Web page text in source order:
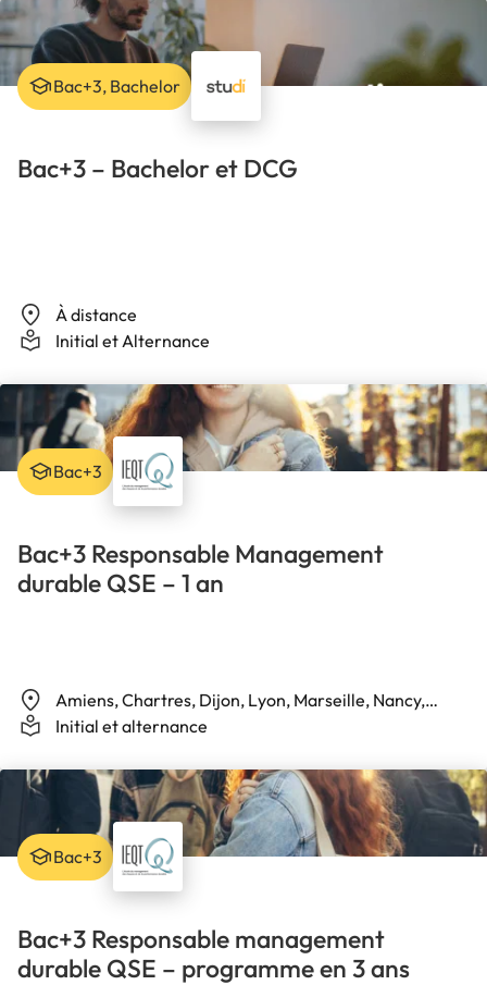
Bac+3 – Bachelor et DCG
À distance
Initial et Alternance
Bac+3, Bachelor
Bac+3 Responsable Management
durable QSE – 1 an
Amiens, Chartres, Dijon, Lyon, Marseille, Nancy,
Nantes, Paris, Poitiers, Quimper, Rennes, Toulon,
Initial et alternance
Bac+3
Bac+3 Responsable management
durable QSE – programme en 3 ans
Bac+3